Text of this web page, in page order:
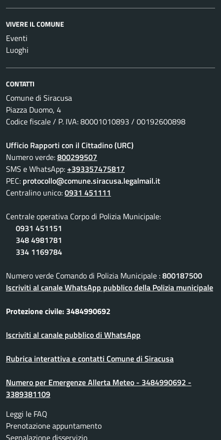
VIVERE IL COMUNE
Eventi
Luoghi
CONTATTI
Comune di Siracusa
Piazza Duomo, 4
Codice fiscale / P. IVA: 80001010893 / 00192600898
Ufficio Rapporti con il Cittadino (URC)
Numero verde:800299507
SMS e WhatsApp:+393357475817
PEC: protocollo@comune.siracusa.legalmail.it
Centralino unico:0931 451111
Centrale operativa Corpo di Polizia Municipale:
0931 451151
348 4981781
334 1169784
Numero verde Comando di Polizia Municipale :800187500
Iscriviti al canale WhatsApp pubblico della Polizia municipale
Protezione civile: 3484990692
Iscriviti al canale pubblico di WhatsApp
Rubrica interattiva e contatti Comune di Siracusa
Numero per Emergenze Allerta Meteo - 3484990692 -
3389381109
Leggi le FAQ
Prenotazione appuntamento